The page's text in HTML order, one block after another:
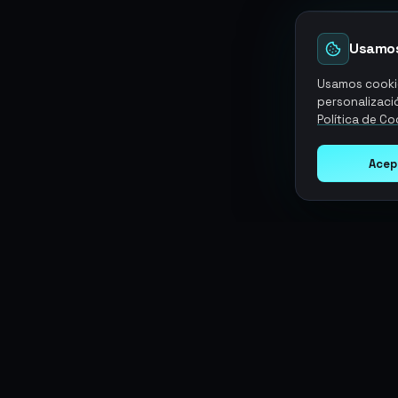
Usamos
Política de